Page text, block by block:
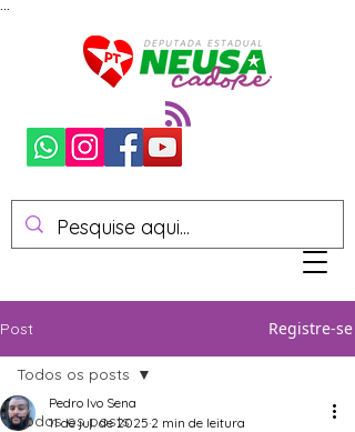
Post Registre-se
Todos os posts
Todos os posts
Pedro Ivo Sena
11 de jul. de 2025 2 min de leitura